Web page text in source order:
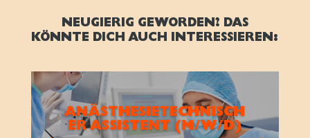
NEUGIERIG GEWORDEN? DAS
KÖNNTE DICH AUCH INTERESSIEREN:
ANÄSTHESIETECHNISCH
ER ASSISTENT (M/W/D)